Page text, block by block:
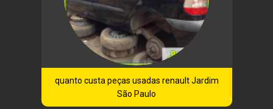
quanto custa peças usadas renault Jardim
São Paulo